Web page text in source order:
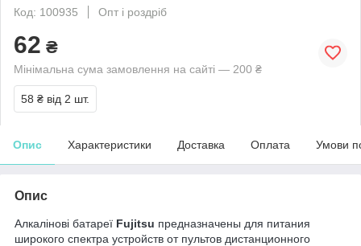
Код: 100935
Опт і роздріб
62 ₴
Мінімальна сума замовлення на сайті — 200 ₴
58 ₴ від 2 шт.
Опис Характеристики Доставка Оплата Умови
Опис
Алкалінові батареї Fujitsu предназначены для питания
широкого спектра устройств от пультов дистанционного